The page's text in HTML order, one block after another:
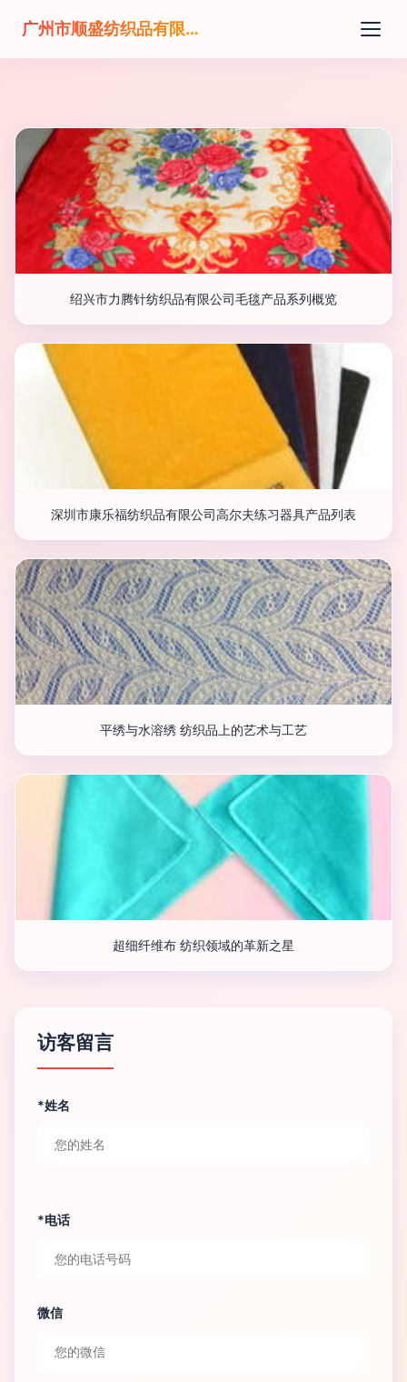
广州市顺盛纺织品有限公司
绍兴市力腾针纺织品有限公司毛毯产品系列概览
深圳市康乐福纺织品有限公司高尔夫练习器具产品列表
平绣与水溶绣 纺织品上的艺术与工艺
超细纤维布 纺织领域的革新之星
访客留言
*姓名
*电话
微信